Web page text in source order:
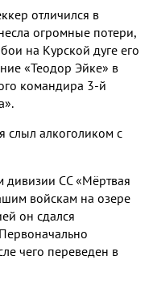
отличился в
огромные потери,
на Курской дуге его
«Теодор Эйке» в
командира 3-й
слыл алкоголиком с
дивизии СС «Мёртвая
войскам на озере
он сдался
чего переведен в